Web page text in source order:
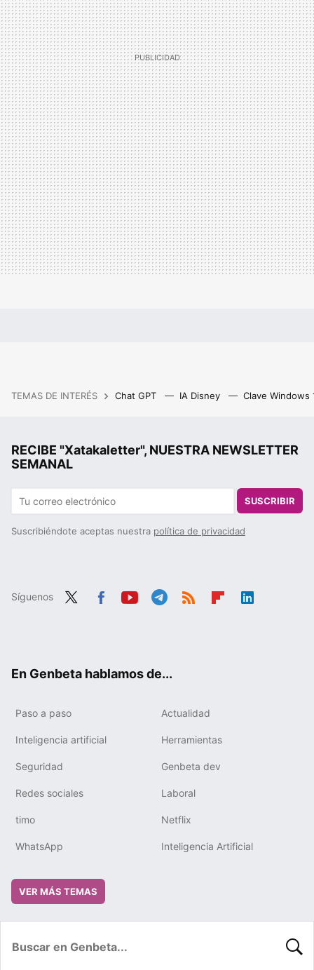
TEMAS DE INTERÉS Chat GPT IA Disney Clave Windows
RECIBE "Xatakaletter", NUESTRA NEWSLETTER
SEMANAL
SUSCRIBIR
Suscribiéndote aceptas nuestra política de privacidad
Síguenos
En Genbeta hablamos de...
Paso a paso Actualidad
Inteligencia artificial Herramientas
Seguridad Genbeta dev
Redes sociales Laboral
timo Netflix
WhatsApp Inteligencia Artificial
VER MÁS TEMAS